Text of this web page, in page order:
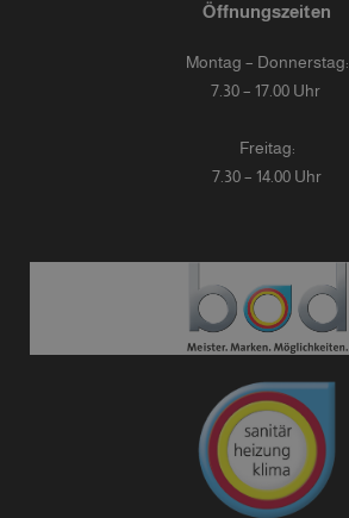
Öffnungszeiten
Montag – Donnerstag:
7.30 – 17.00 Uhr
Freitag:
7.30 – 14.00 Uhr